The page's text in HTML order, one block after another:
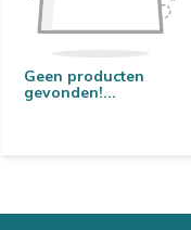
Geen producten
gevonden!...